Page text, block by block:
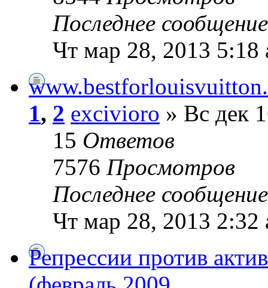
Последнее
Чт мар 28, 2013 5:18
1, 2 excivioro » Вс дек
15 Ответов
7576 Просмотров
Последнее
Чт мар 28, 2013 2:32
Репрессии против